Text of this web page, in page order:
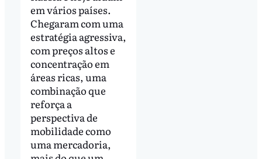
em vários países.
Chegaram com uma
estratégia agressiva,
com preços altos e
concentração em
áreas ricas, uma
combinação que
reforça a
perspectiva de
mobilidade como
uma mercadoria,